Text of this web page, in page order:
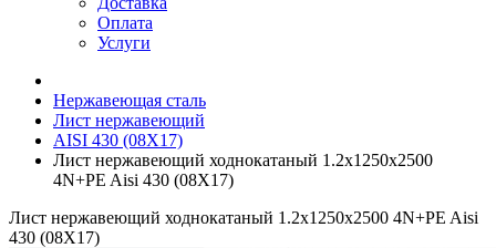
Оплата
Услуги
Нержавеющая сталь
Лист нержавеющий
AISI 430 (08Х17)
Лист нержавеющий ходнокатаный 1.2х1250х2500
4N+PE Aisi 430 (08Х17)
Лист нержавеющий ходнокатаный 1.2х1250х2500 4N+PE Aisi
430 (08Х17)